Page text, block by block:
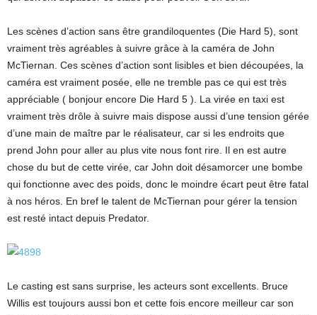
Les scènes d’action sans être grandiloquentes (Die Hard 5), sont
vraiment très agréables à suivre grâce à la caméra de John
McTiernan. Ces scènes d’action sont lisibles et bien découpées, la
caméra est vraiment posée, elle ne tremble pas ce qui est très
appréciable ( bonjour encore Die Hard 5 ). La virée en taxi est
vraiment très drôle à suivre mais dispose aussi d’une tension gérée
d’une main de maître par le réalisateur, car si les endroits que
prend John pour aller au plus vite nous font rire. Il en est autre
chose du but de cette virée, car John doit désamorcer une bombe
qui fonctionne avec des poids, donc le moindre écart peut être fatal
à nos héros. En bref le talent de McTiernan pour gérer la tension
est resté intact depuis Predator.
Le casting est sans surprise, les acteurs sont excellents. Bruce
Willis est toujours aussi bon et cette fois encore meilleur car son